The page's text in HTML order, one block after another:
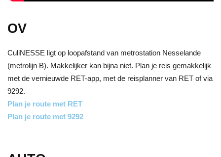
OV
CuliNESSE ligt op loopafstand van metrostation Nesselande
(metrolijn B). Makkelijker kan bijna niet. Plan je reis gemakkelijk
met de vernieuwde RET-app, met de reisplanner van RET of via
9292.
Plan je route met RET
Plan je route met 9292